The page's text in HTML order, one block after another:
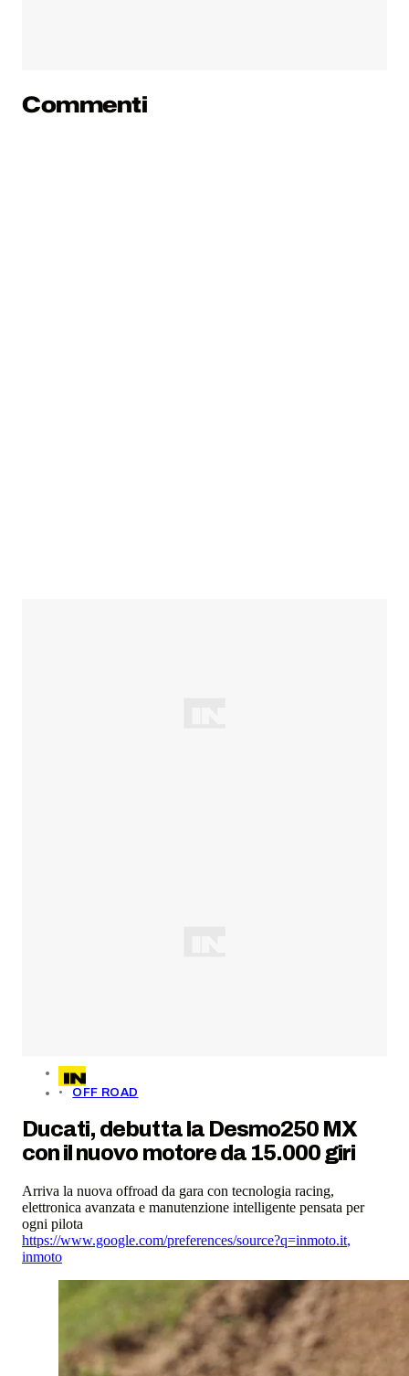
Commenti
OFF ROAD
Ducati, debutta la Desmo250 MX
con il nuovo motore da 15.000 giri
Arriva la nuova offroad da gara con tecnologia racing,
elettronica avanzata e manutenzione intelligente pensata per
ogni pilota
https://www.google.com/preferences/source?q=inmoto.it,
inmoto